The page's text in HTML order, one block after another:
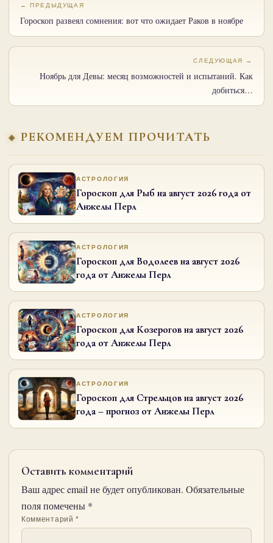
← ПРЕДЫДУЩАЯ
Гороскоп развеял сомнения: вот что ожидает Раков в ноябре
СЛЕДУЮЩАЯ →
Ноябрь для Девы: месяц возможностей и испытаний. Как
добиться…
РЕКОМЕНДУЕМ ПРОЧИТАТЬ
АСТРОЛОГИЯ
Гороскоп для Рыб на август 2026 года от
Анжелы Перл
АСТРОЛОГИЯ
Гороскоп для Водолеев на август 2026
года от Анжелы Перл
АСТРОЛОГИЯ
Гороскоп для Козерогов на август 2026
года от Анжелы Перл
АСТРОЛОГИЯ
Гороскоп для Стрельцов на август 2026
года – прогноз от Анжелы Перл
Оставить комментарий
Ваш адрес email не будет опубликован. Обязательные
поля помечены *
Комментарий*